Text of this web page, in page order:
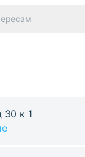
30 к 1